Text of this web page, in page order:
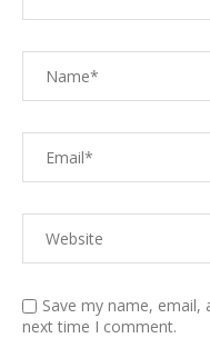
Save my name,
next time I comment.